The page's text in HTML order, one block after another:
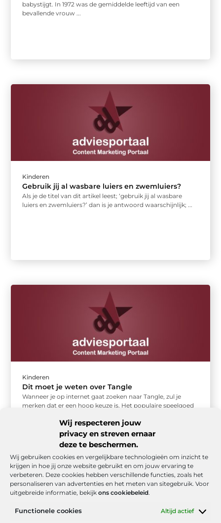
Wij respecteren jouw
privacy en streven ernaar
deze te beschermen.
Wij gebruiken cookies en vergelijkbare technologieën om inzicht te
krijgen in hoe jij onze website gebruikt en om jouw ervaring te
verbeteren. Deze cookies hebben verschillende functies, zoals het
personaliseren van advertenties en het meten van sitegebruik. Voor
uitgebreide informatie, bekijk ons cookiebeleid.
Functionele cookies Altijd actief
babystijgt. In 1972 was de gemiddelde leeftijd van een
bevallende vrouw ...
Kinderen
Gebruik jij al wasbare luiers en zwemluiers?
Als je de titel van dit artikel leest; ‘gebruik jij al wasbare
luiers en zwemluiers?’ dan is je antwoord waarschijnlijk; ...
Kinderen
Dit moet je weten over Tangle
Wanneer je op internet gaat zoeken naar Tangle, zul je
merken dat er een hoop keuze is. Het populaire speelgoed